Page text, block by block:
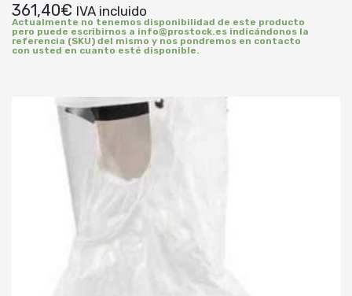
361,40€ IVA incluido
Actualmente no tenemos disponibilidad de este producto
pero puede escribirnos a info@prostock.es indicándonos la
referencia (SKU) del mismo y nos pondremos en contacto
con usted en cuanto esté disponible.